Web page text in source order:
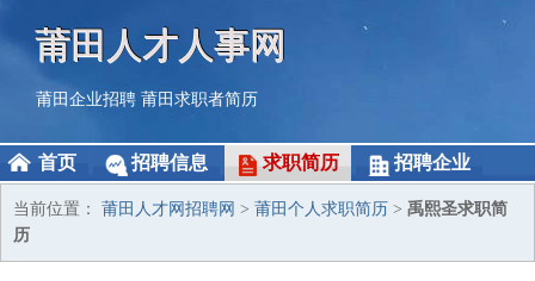
莆田人才人事网
莆田企业招聘 莆田求职者简历
首页 招聘信息 求职简历 招聘企业
当前位置： 莆田人才网招聘网 > 莆田个人求职简历 > 禹熙圣求职简
历